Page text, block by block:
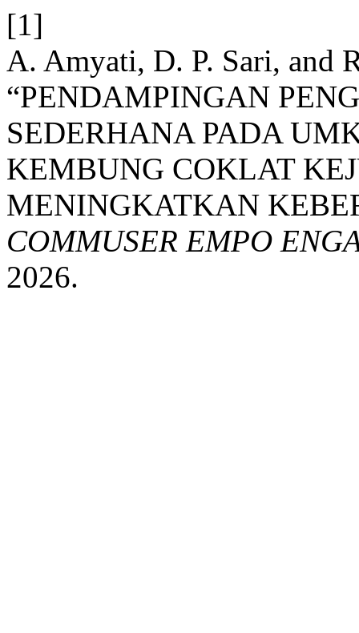
[1]
A. Amyati, D. P. Sari, and
“PENDAMPINGAN
SEDERHANA PADA
KEMBUNG COKLAT
MENINGKATKAN
COMMUSER EMPO
2026.